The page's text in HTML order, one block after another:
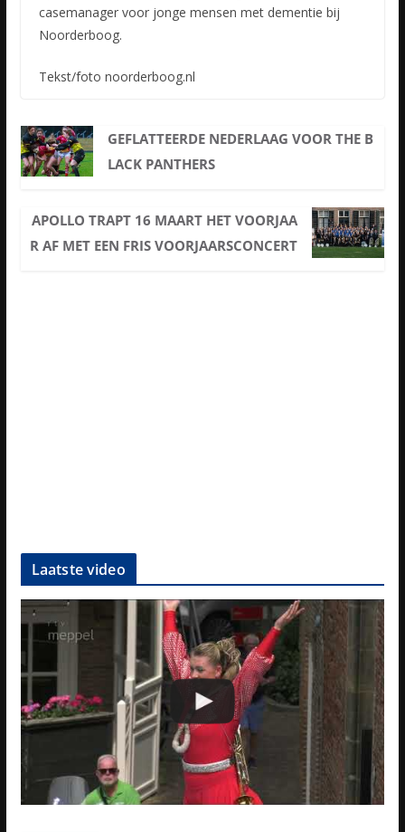
casemanager voor jonge mensen met dementie bij
Noorderboog.
Tekst/foto noorderboog.nl
GEFLATTEERDE NEDERLAAG VOOR THE B
LACK PANTHERS
APOLLO TRAPT 16 MAART HET VOORJAA
R AF MET EEN FRIS VOORJAARSCONCERT
Laatste video